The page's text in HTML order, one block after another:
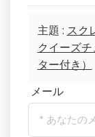
主題 : スク
クイーズ
ター付き）
メール